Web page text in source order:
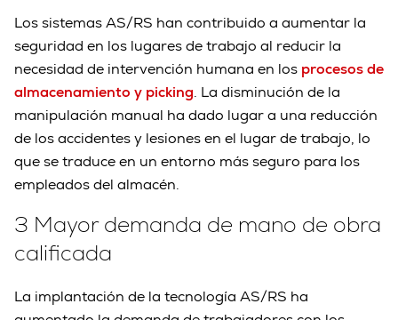
Los sistemas AS/RS han contribuido a aumentar la
seguridad en los lugares de trabajo al reducir la
necesidad de intervención humana en los procesos de
almacenamiento y picking. La disminución de la
manipulación manual ha dado lugar a una reducción
de los accidentes y lesiones en el lugar de trabajo, lo
que se traduce en un entorno más seguro para los
empleados del almacén.
3 Mayor demanda de mano de obra
calificada
La implantación de la tecnología AS/RS ha